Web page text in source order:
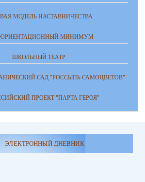
МОДЕЛЬ НАСТАВНИЧЕСТВА
МИНИМУМ
ШКОЛЬНЫЙ ТЕАТР
САД "РОССЫПЬ САМОЦВЕТОВ"
ПРОЕКТ "ПАРТА ГЕРОЯ"
ЭЛЕКТРОННЫЙ ДНЕВНИК